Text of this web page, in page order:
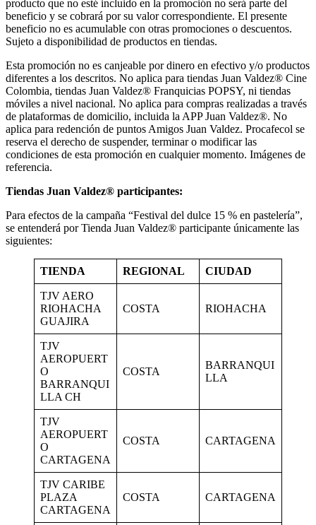
producto que no esté incluido en la promoción no será parte del
beneficio y se cobrará por su valor correspondiente. El presente
beneficio no es acumulable con otras promociones o descuentos.
Sujeto a disponibilidad de productos en tiendas.
Esta promoción no es canjeable por dinero en efectivo y/o productos
diferentes a los descritos. No aplica para tiendas Juan Valdez® Cine
Colombia, tiendas Juan Valdez® Franquicias POPSY, ni tiendas
móviles a nivel nacional. No aplica para compras realizadas a través
de plataformas de domicilio, incluida la APP Juan Valdez®. No
aplica para redención de puntos Amigos Juan Valdez. Procafecol se
reserva el derecho de suspender, terminar o modificar las
condiciones de esta promoción en cualquier momento. Imágenes de
referencia.
Tiendas Juan Valdez® participantes:
Para efectos de la campaña “Festival del dulce 15 % en pastelería”,
se entenderá por Tienda Juan Valdez® participante únicamente las
siguientes:
TIENDA REGIONAL CIUDAD
TJV AERO
RIOHACHA
GUAJIRA
COSTA RIOHACHA
TJV
AEROPUERT
O
BARRANQUI
LLA CH
COSTA
BARRANQUI
LLA
TJV
AEROPUERT
O
CARTAGENA
COSTA CARTAGENA
TJV CARIBE
PLAZA
CARTAGENA
COSTA CARTAGENA